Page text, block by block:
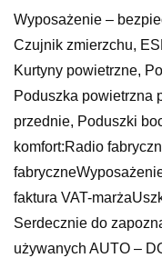
Wyposażenie –
Czujnik zmierzchu,
Kurtyny powietrzne,
Poduszka powietrzna
przednie, Poduszki
komfort:Radio
faktura VAT-
Serdecznie do
używanych AUTO –